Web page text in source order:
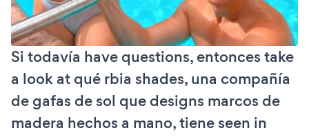
Si todavía have questions, entonces take
a look at qué rbia shades, una compañía
de gafas de sol que designs marcos de
madera hechos a mano, tiene seen in